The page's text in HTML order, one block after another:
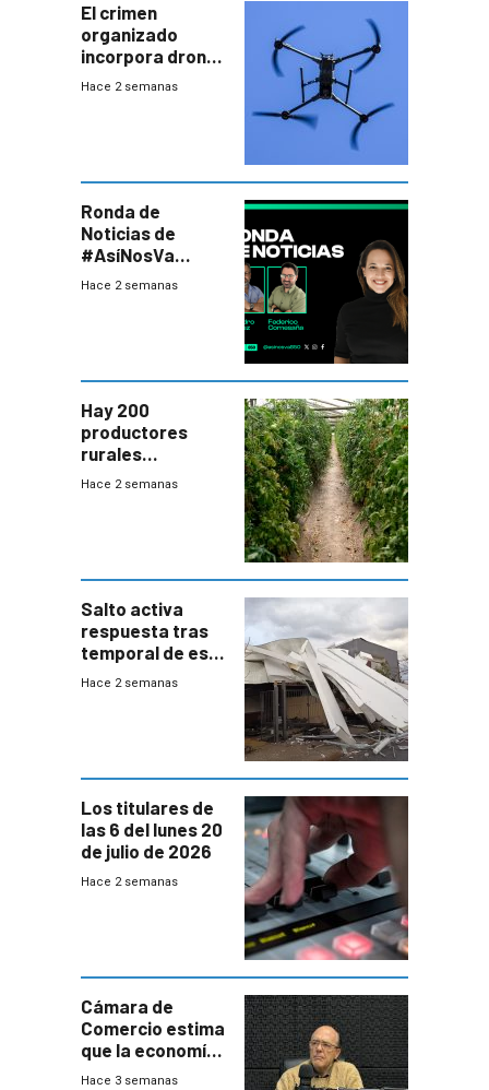
El crimen
organizado
incorpora drones
y abre un nuevo
Hace 2 semanas
Ronda de
Noticias de
#AsíNosVa
(20/7/26)
Hace 2 semanas
Hay 200
productores
rurales
afectados tras
Hace 2 semanas
Salto activa
respuesta tras
temporal de este
sábado con
Hace 2 semanas
Los titulares de
las 6 del lunes 20
de julio de 2026
Hace 2 semanas
Cámara de
Comercio estima
que la economía
crecerá 1,6%
Hace 3 semanas